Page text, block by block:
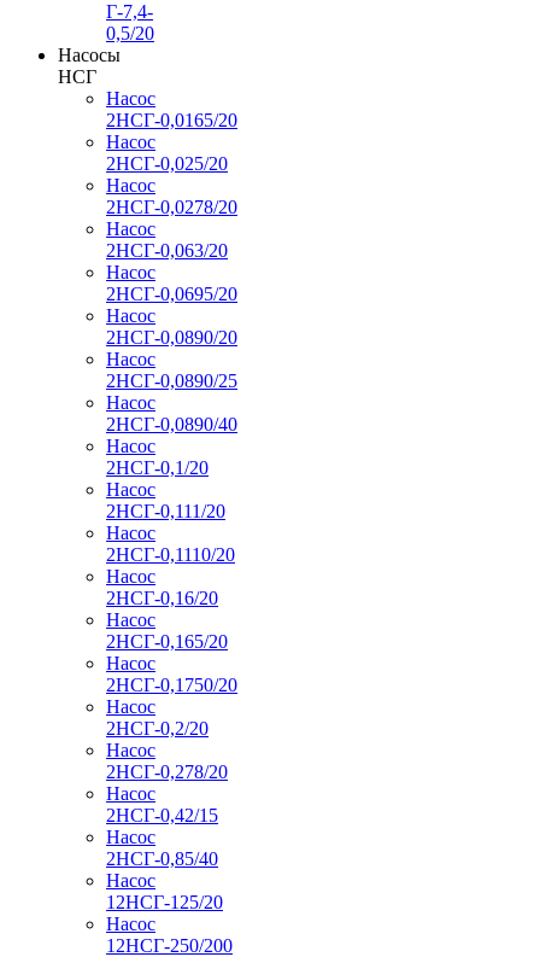
Г-7,4-
0,5/20
Насосы
НСГ
Насос
2НСГ-0,0165/20
Насос
2НСГ-0,025/20
Насос
2НСГ-0,0278/20
Насос
2НСГ-0,063/20
Насос
2НСГ-0,0695/20
Насос
2НСГ-0,0890/20
Насос
2НСГ-0,0890/25
Насос
2НСГ-0,0890/40
Насос
2НСГ-0,1/20
Насос
2НСГ-0,111/20
Насос
2НСГ-0,1110/20
Насос
2НСГ-0,16/20
Насос
2НСГ-0,165/20
Насос
2НСГ-0,1750/20
Насос
2НСГ-0,2/20
Насос
2НСГ-0,278/20
Насос
2НСГ-0,42/15
Насос
2НСГ-0,85/40
Насос
12НСГ-125/20
Насос
12НСГ-250/200